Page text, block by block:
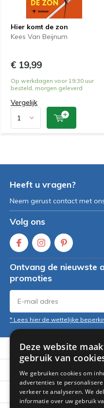
Hier komt de zon
Kees Van Beijnum
€ 19,99
Op werkdagen voor 19:30 uur
besteld, morgen geleverd
Vergelijk
Heeft u vragen?
Neem gerust contact met
Volg ons
Ontvang de nieuwste
promoties
* Lees hier de wettelijke
Klantenservice
Mijn account
Categorieën
Deze website
gebruik van
We gebruiken cookies om
advertenties te
verkeer te analyseren. We
informatie over uw gebruik